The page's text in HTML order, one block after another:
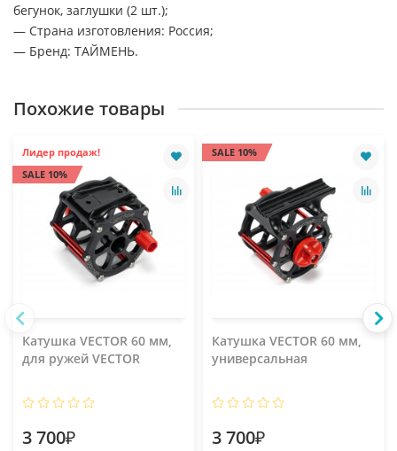
бегунок, заглушки (2 шт.);
— Страна изготовления: Россия;
— Бренд: ТАЙМЕНЬ.
Похожие товары
Лидер продаж!
SALE 10%
Катушка VECTOR 60 мм,
для ружей VECTOR
3 700₽
SALE 10%
Катушка VECTOR 60 мм,
универсальная
3 700₽